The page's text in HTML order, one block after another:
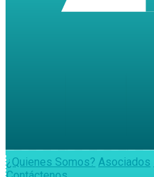
¿Quienes Somos? Asociados